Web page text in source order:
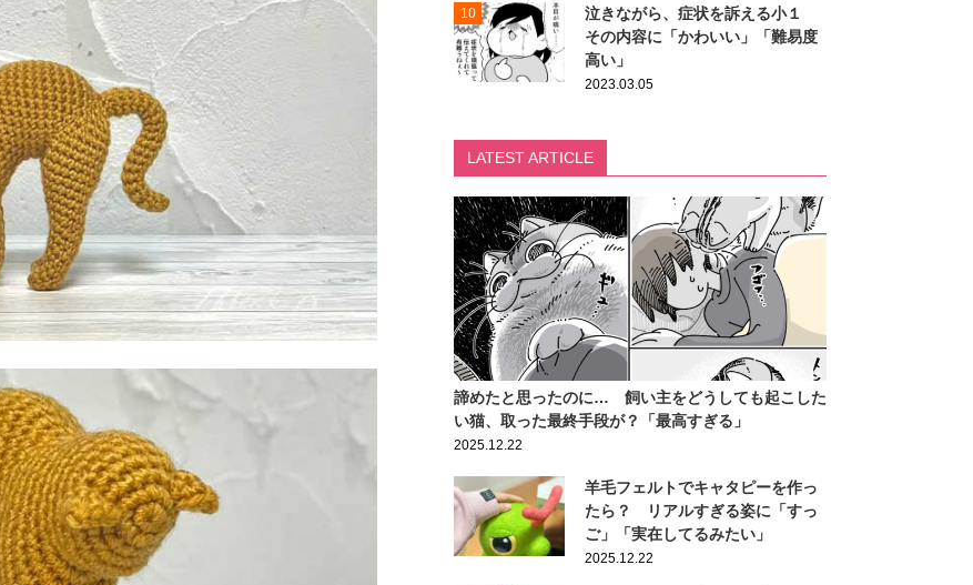
10
泣きながら、症状を訴える小１
その内容に「かわいい」「難易度
高い」
2023.03.05
LATEST ARTICLE
諦めたと思ったのに… 飼い主をどうしても起こした
い猫、取った最終手段が？「最高すぎる」
2025.12.22
羊毛フェルトでキャタピーを作っ
たら？ リアルすぎる姿に「すっ
ご」「実在してるみたい」
2025.12.22